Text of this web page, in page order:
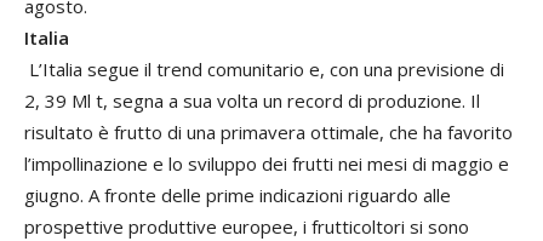
agosto.
Italia
L’Italia segue il trend comunitario e, con una previsione di
2, 39 Ml t, segna a sua volta un record di produzione. Il
risultato è frutto di una primavera ottimale, che ha favorito
l’impollinazione e lo sviluppo dei frutti nei mesi di maggio e
giugno. A fronte delle prime indicazioni riguardo alle
prospettive produttive europee, i frutticoltori si sono